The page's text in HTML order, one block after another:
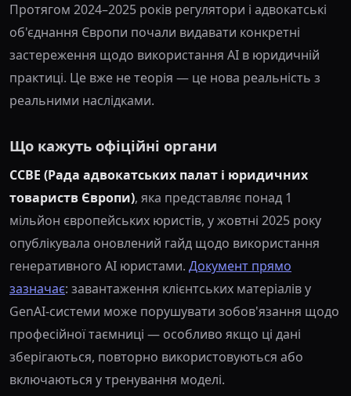
Протягом 2024–2025 років регулятори і адвокатські
об'єднання Європи почали видавати конкретні
застереження щодо використання AI в юридичній
практиці. Це вже не теорія — це нова реальність з
реальними наслідками.
Що кажуть офіційні органи
CCBE (Рада адвокатських палат і юридичних
товариств Європи), яка представляє понад 1
мільйон європейських юристів, у жовтні 2025 року
опублікувала оновлений гайд щодо використання
генеративного AI юристами. Документ прямо
зазначає: завантаження клієнтських матеріалів у
GenAI-системи може порушувати зобов'язання щодо
професійної таємниці — особливо якщо ці дані
зберігаються, повторно використовуються або
включаються у тренування моделі.